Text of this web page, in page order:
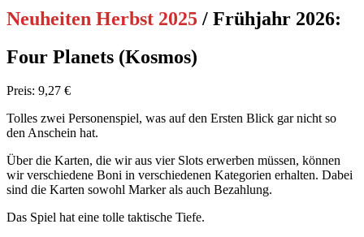
Neuheiten Herbst 2025 / Frühjahr 2026:
Four Planets (Kosmos)
Preis: 9,27 €
Tolles zwei Personenspiel, was auf den Ersten Blick gar nicht so
den Anschein hat.
Über die Karten, die wir aus vier Slots erwerben müssen, können
wir verschiedene Boni in verschiedenen Kategorien erhalten. Dabei
sind die Karten sowohl Marker als auch Bezahlung.
Das Spiel hat eine tolle taktische Tiefe.